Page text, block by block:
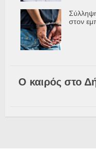
στον
Ο καιρός στο